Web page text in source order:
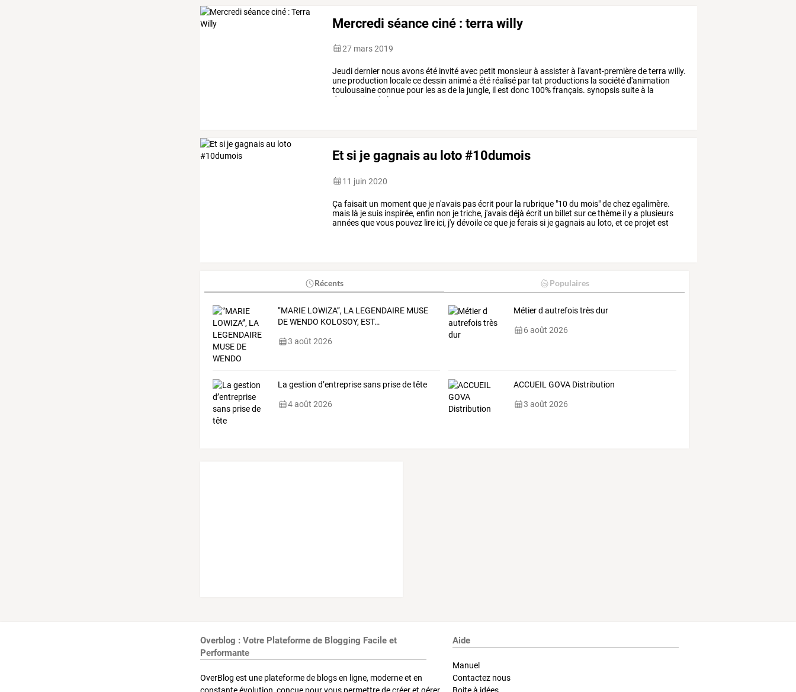
Mercredi séance ciné : terra willy
27 mars 2019
Jeudidernier nousavonsété invitéavec petit monsieurà assisterà l'avant-premièredeterra willy.
une production localecedessin animéa été réalisé partat productions la sociétéd'animation
toulousaineconnue pour lesasde la jungle, il est donc 100%français. synopsissuiteà la
destruction
de leur
Et si je gagnais au loto #10dumois
11 juin 2020
Ça faisait un moment que je n'avais pasécrit pour la rubrique "10 du mois"dechezegalimère.
mais là jesuis inspirée, enfin non jetriche, j'avaisdéjà écrit un billet surcethème ilya plusieurs
annéesquevous pouvez lire ici, j'ydévoileceque jeferaissi jegagnaisau loto, et ce projet est
Récents Populaires
‘’MARIELOWIZA’’,LALEGENDAIREMUSE
DEWENDO KOLOSOY,EST…
3 août 2026
Métier d autrefois très dur
6 août 2026
La gestion d’entreprise sans prise de tête
4 août 2026
ACCUEIL GOVA Distribution
3 août 2026
Overblog : Votre Plateforme de Blogging Facile et
Performante
OverBlog est une plateforme de blogs en ligne, moderne et en
Aide
Manuel
Contactez nous